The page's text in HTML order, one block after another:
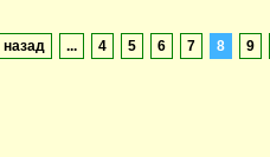
назад ... 4 5 6 7 8 9